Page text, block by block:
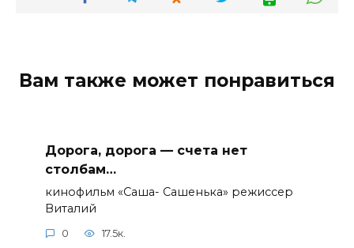
Вам также может понравиться
Дорога, дорога — счета нет
столбам…
кинофильм «Саша- Сашенька» режиссер
Виталий
0 17.5к.